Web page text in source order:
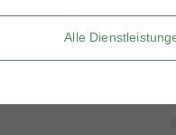
Alle